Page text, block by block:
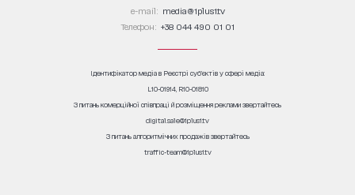
е-mail: media@1plus1.tv
Телефон: +38 044 490 01 01
Ідентифікатор медіа в Реєстрі суб’єктів у сфері медіа:
L10-01914, R10-01810
З питань комерційної співпраці й розміщення реклами звертайтесь
digital.sale@1plus1.tv
З питань алгоритмічних продажів звертайтесь
traffic-team@1plus1.tv